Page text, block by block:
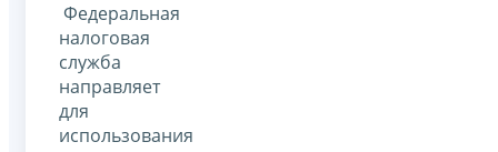
Федеральная
налоговая
служба
направляет
для
использования